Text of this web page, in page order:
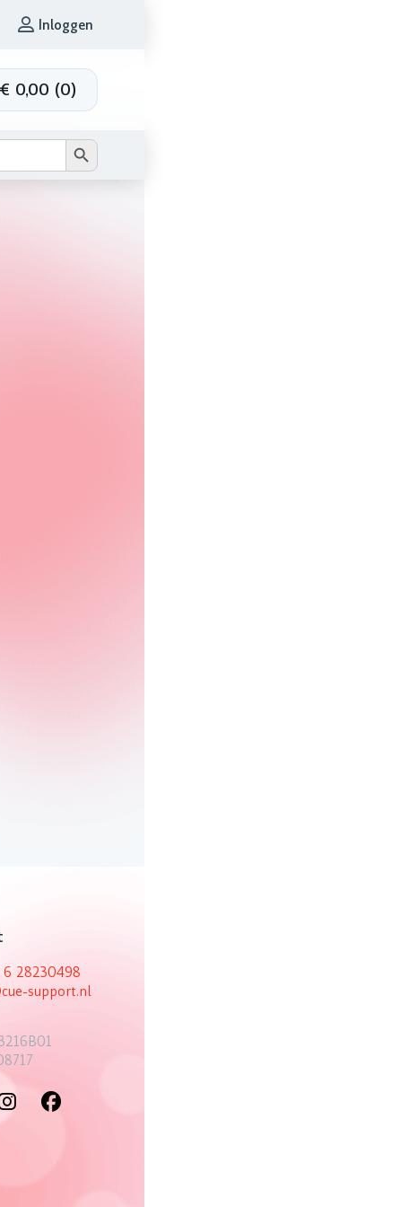
Inloggen
€ 0,00 (0)
Zoekknop
6 28230498
support.nl